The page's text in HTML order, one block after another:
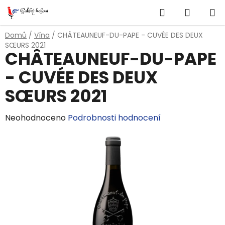
Přejít
na
obsah
Hledat
KOŠÍK
Domů / Vína / CHÂTEAUNEUF-DU-PAPE - CUVÉE DES DEUX
SŒURS 2021
CHÂTEAUNEUF-DU-PAPE
- CUVÉE DES DEUX
SŒURS 2021
Průměrné
Neohodnoceno Podrobnosti hodnocení